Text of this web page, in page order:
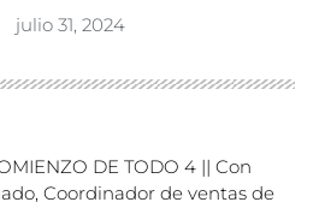
julio 31, 2024
DE TODO 4 || Con
Coordinador de ventas de